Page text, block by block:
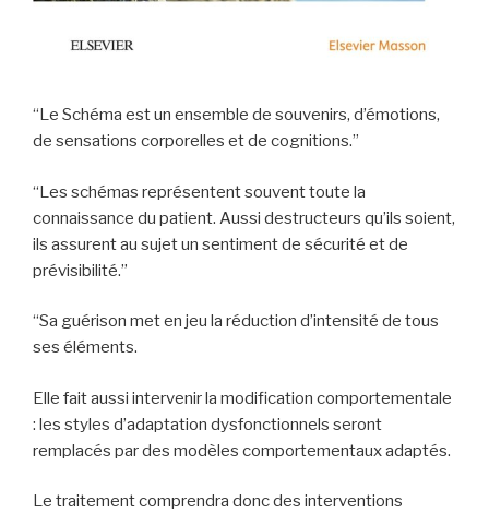
“Le Schéma est un ensemble de souvenirs, d’émotions,
de sensations corporelles et de cognitions.”
“Les schémas représentent souvent toute la
connaissance du patient. Aussi destructeurs qu’ils soient,
ils assurent au sujet un sentiment de sécurité et de
prévisibilité.”
“Sa guérison met en jeu la réduction d’intensité de tous
ses éléments.
Elle fait aussi intervenir la modification comportementale
: les styles d’adaptation dysfonctionnels seront
remplacés par des modèles comportementaux adaptés.
Le traitement comprendra donc des interventions